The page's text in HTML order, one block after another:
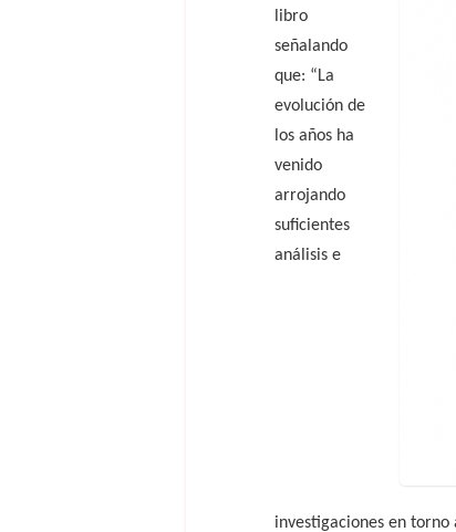
libro
señalando
que: “La
evolución de
los años ha
venido
arrojando
suficientes
análisis e
investigaciones en